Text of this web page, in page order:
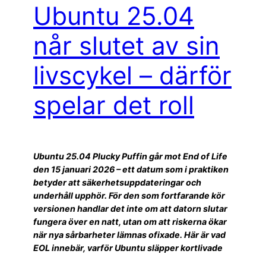
Ubuntu 25.04
når slutet av sin
livscykel – därför
spelar det roll
Ubuntu 25.04 Plucky Puffin går mot End of Life
den 15 januari 2026 – ett datum som i praktiken
betyder att säkerhetsuppdateringar och
underhåll upphör. För den som fortfarande kör
versionen handlar det inte om att datorn slutar
fungera över en natt, utan om att riskerna ökar
när nya sårbarheter lämnas ofixade. Här är vad
EOL innebär, varför Ubuntu släpper kortlivade